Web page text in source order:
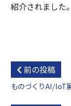
紹介されました。
前の投稿
ものづくりAI/IoT